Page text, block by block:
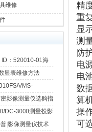
维修
ID：520010-01海
表故障维修内容
显表维修方法
VMS-
VMS-4030FS手动
仪技术参数
影像测量仪选购指
牌一站式选型推荐
DC-3000测量投影
据处理器数显表故
|影像测量仪技术
精
重
显
测
防
电
电
数
算
操
可